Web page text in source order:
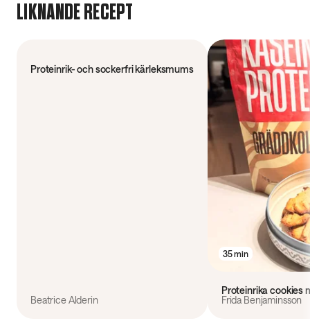
LIKNANDE RECEPT
Proteinrik- och sockerfri kärleksmums
Beatrice Alderin
35 min
Proteinrika cookies
Frida Benjaminsson